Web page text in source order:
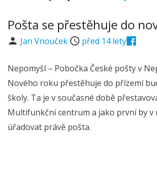
Pošta se přestěhuje do
Jan Vnouček před 14 lety
Nepomyšl – Pobočka České pošty v
Nového roku přestěhuje do přízemí
školy. Ta je v současné době
Multifunkční centrum a jako první by v
úřadovat právě pošta.